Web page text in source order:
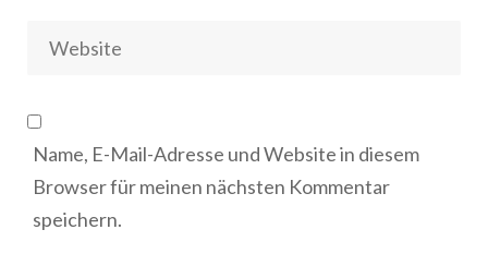
Name, E-Mail-Adresse und Website in diesem
Browser für meinen nächsten Kommentar
speichern.